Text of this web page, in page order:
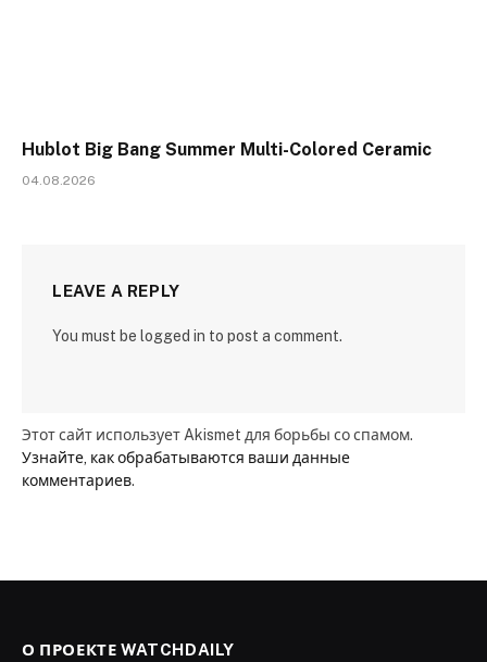
Hublot Big Bang Summer Multi-Colored Ceramic
04.08.2026
LEAVE A REPLY
You must be logged in to post a comment.
Этот сайт использует Akismet для борьбы со спамом.
Узнайте, как обрабатываются ваши данные
комментариев.
О ПРОЕКТЕ WATCHDAILY